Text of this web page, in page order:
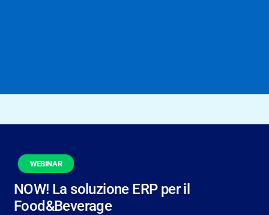
WEBINAR
NOW! La soluzione ERP per il
Food&Beverage